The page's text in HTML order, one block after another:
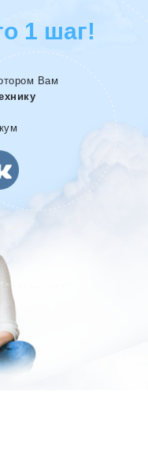
Вам
1 шаг!